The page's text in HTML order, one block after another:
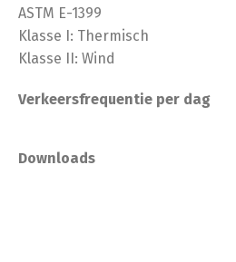
ASTM E-1399
Klasse I: Thermisch
Klasse II: Wind
Verkeersfrequentie per dag
Downloads